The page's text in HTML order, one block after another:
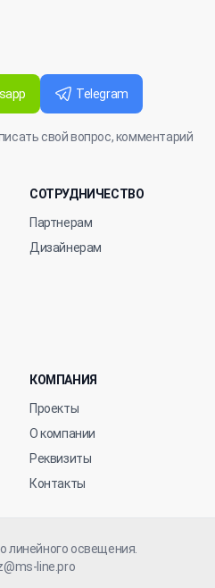
Telegram
свой вопрос, комментарий
СОТРУДНИЧЕСТВО
Партнерам
Дизайнерам
КОМПАНИЯ
Проекты
О компании
Реквизиты
Контакты
линейного освещения.
line.pro